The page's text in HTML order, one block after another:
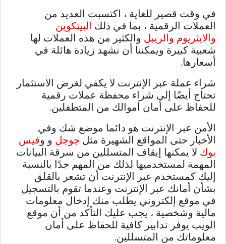
في وقت قصير للغاية ، اكتسبت العديد من
العملات الرقمية ، بما في ذلك البيتكوين
والايثريوم والريبل والكثير من هذه العملات لها
شعبية كبيرة ويمكننا أن نشهد زيادة هائلة في
أسعارها.
شراء عملة عبر الإنترنت لا يكفي لغرض الاستثمار
تحتاج أيضًا إلى شراء محفظة عملات رقمية
للحفاظ على أمان أموالك من المتطفلين.
الأمن عبر الإنترنت هو دائما موضع شك وفي
الأخبار حتى المواقع الشهيرة مثل جوجل و وفيس
بوك لا يمكنها إيقاف المتسللين من سرقة البيانات
المهمة لمستخدميها لذلك من المهم جدًا بالنسبة
إليك كمستخدم عبر الإنترنت أن تشعر بالقلق
بشأن أمانك عبر الإنترنت وعندما تقوم بالتسجيل
في موقع إلكتروني يطلب منك إدخال معلومات
مالية وشخصية ، يجب عليك التأكد من أن موقع
الويب يوفر تدابير كافية للحفاظ على أمان
معلوماتك من المتسللين.